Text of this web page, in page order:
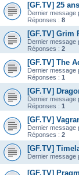
[GF.TV] 25
Dernier message
Réponses : 8
[GF.TV] Grim
Dernier message
Réponses : 2
[GF.TV] The
Dernier message
Réponses : 1
[GF.TV]
Dernier message
Réponses : 1
[GF.TV]
Dernier message
Réponses : 2
[GF.TV]
Dernier message
[GF.TV]